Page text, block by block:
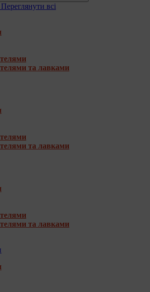
Переглянути всі
та лавками
та лавками
та лавками